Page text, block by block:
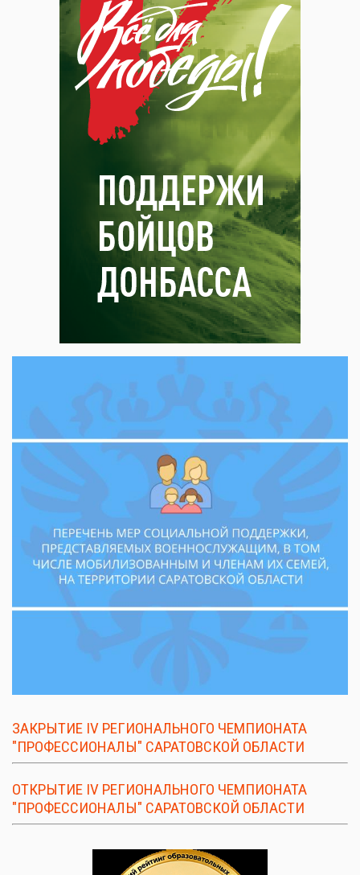
ЗАКРЫТИЕ IV РЕГИОНАЛЬНОГО ЧЕМПИОНАТА
"ПРОФЕССИОНАЛЫ" САРАТОВСКОЙ ОБЛАСТИ
ОТКРЫТИЕ IV РЕГИОНАЛЬНОГО ЧЕМПИОНАТА
"ПРОФЕССИОНАЛЫ" САРАТОВСКОЙ ОБЛАСТИ